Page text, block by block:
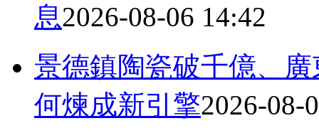
息2026-08-06 14:42
景德鎮陶瓷破千億、
何煉成新引擎2026-08-